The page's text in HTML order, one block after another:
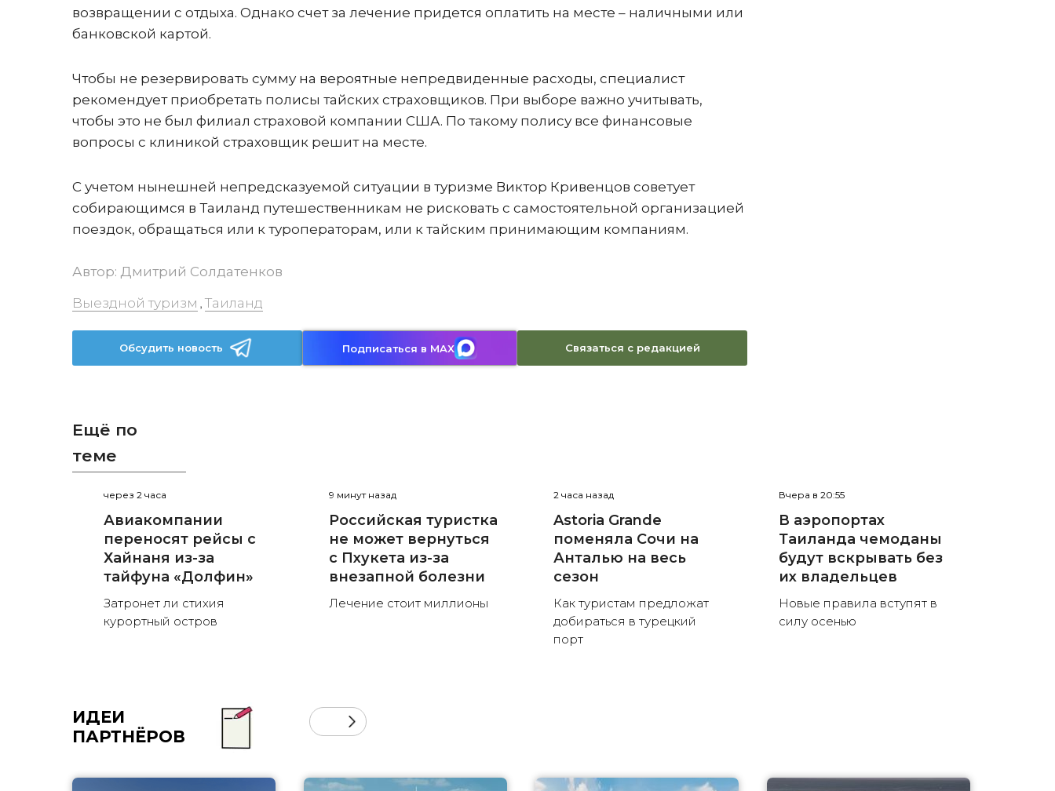
возвращении с отдыха. Однако счет за лечение придется оплатить на месте – наличными или
банковской картой.
Чтобы не резервировать сумму на вероятные непредвиденные расходы, специалист
рекомендует приобретать полисы тайских страховщиков. При выборе важно учитывать,
чтобы это не был филиал страховой компании США. По такому полису все финансовые
вопросы с клиникой страховщик решит на месте.
С учетом нынешней непредсказуемой ситуации в туризме Виктор Кривенцов советует
собирающимся в Таиланд путешественникам не рисковать с самостоятельной организацией
поездок, обращаться или к туроператорам, или к тайским принимающим компаниям.
Автор: Дмитрий Солдатенков
Выездной туризм , Таиланд
Обсудить новость Подписаться в MAX Связаться с редакцией
Ещё по
теме
через 2 часа
Авиакомпании
переносят рейсы с
Хайнаня из-за
тайфуна «Долфин»
Затронет ли стихия
курортный остров
9 минут назад
Российская туристка
не может вернуться
с Пхукета из-за
внезапной болезни
Лечение стоит миллионы
2 часа назад
Astoria Grande
поменяла Сочи на
Анталью на весь
сезон
Как туристам предложат
добираться в турецкий
порт
Вчера в 20:55
В аэропортах
Таиланда чемоданы
будут вскрывать без
их владельцев
Новые правила вступят в
силу осенью
ИДЕИ
ПАРТНЁРОВ